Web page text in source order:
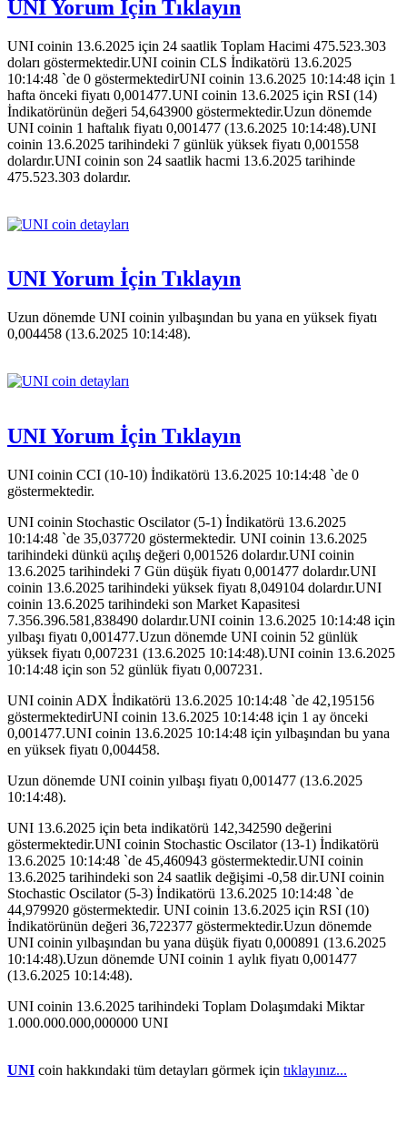
UNI Yorum İçin Tıklayın
UNI coinin 13.6.2025 için 24 saatlik Toplam Hacimi 475.523.303
doları göstermektedir.UNI coinin CLS İndikatörü 13.6.2025
10:14:48 `de 0 göstermektedirUNI coinin 13.6.2025 10:14:48 için 1
hafta önceki fiyatı 0,001477.UNI coinin 13.6.2025 için RSI (14)
İndikatörünün değeri 54,643900 göstermektedir.Uzun dönemde
UNI coinin 1 haftalık fiyatı 0,001477 (13.6.2025 10:14:48).UNI
coinin 13.6.2025 tarihindeki 7 günlük yüksek fiyatı 0,001558
dolardır.UNI coinin son 24 saatlik hacmi 13.6.2025 tarihinde
475.523.303 dolardır.
UNI Yorum İçin Tıklayın
Uzun dönemde UNI coinin yılbaşından bu yana en yüksek fiyatı
0,004458 (13.6.2025 10:14:48).
UNI Yorum İçin Tıklayın
UNI coinin CCI (10-10) İndikatörü 13.6.2025 10:14:48 `de 0
göstermektedir.
UNI coinin Stochastic Oscilator (5-1) İndikatörü 13.6.2025
10:14:48 `de 35,037720 göstermektedir. UNI coinin 13.6.2025
tarihindeki dünkü açılış değeri 0,001526 dolardır.UNI coinin
13.6.2025 tarihindeki 7 Gün düşük fiyatı 0,001477 dolardır.UNI
coinin 13.6.2025 tarihindeki yüksek fiyatı 8,049104 dolardır.UNI
coinin 13.6.2025 tarihindeki son Market Kapasitesi
7.356.396.581,838490 dolardır.UNI coinin 13.6.2025 10:14:48 için
yılbaşı fiyatı 0,001477.Uzun dönemde UNI coinin 52 günlük
yüksek fiyatı 0,007231 (13.6.2025 10:14:48).UNI coinin 13.6.2025
10:14:48 için son 52 günlük fiyatı 0,007231.
UNI coinin ADX İndikatörü 13.6.2025 10:14:48 `de 42,195156
göstermektedirUNI coinin 13.6.2025 10:14:48 için 1 ay önceki
0,001477.UNI coinin 13.6.2025 10:14:48 için yılbaşından bu yana
en yüksek fiyatı 0,004458.
Uzun dönemde UNI coinin yılbaşı fiyatı 0,001477 (13.6.2025
10:14:48).
UNI 13.6.2025 için beta indikatörü 142,342590 değerini
göstermektedir.UNI coinin Stochastic Oscilator (13-1) İndikatörü
13.6.2025 10:14:48 `de 45,460943 göstermektedir.UNI coinin
13.6.2025 tarihindeki son 24 saatlik değişimi -0,58 dir.UNI coinin
Stochastic Oscilator (5-3) İndikatörü 13.6.2025 10:14:48 `de
44,979920 göstermektedir. UNI coinin 13.6.2025 için RSI (10)
İndikatörünün değeri 36,722377 göstermektedir.Uzun dönemde
UNI coinin yılbaşından bu yana düşük fiyatı 0,000891 (13.6.2025
10:14:48).Uzun dönemde UNI coinin 1 aylık fiyatı 0,001477
(13.6.2025 10:14:48).
UNI coinin 13.6.2025 tarihindeki Toplam Dolaşımdaki Miktar
1.000.000.000,000000 UNI
UNI coin hakkındaki tüm detayları görmek için tıklayınız...